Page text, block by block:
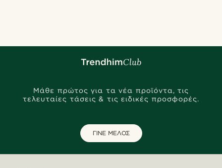
Μάθε πρώτος για τα νέα προϊόντα, τις
τελευταίες τάσεις & τις ειδικές προσφορές.
ΓΙΝΕ ΜΕΛΟΣ